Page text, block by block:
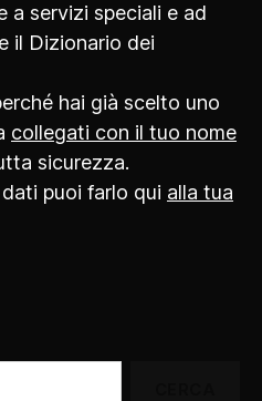
a servizi speciali e ad
il Dizionario dei
hai già scelto uno
collegati con il tuo nome
sicurezza.
puoi farlo qui alla tua